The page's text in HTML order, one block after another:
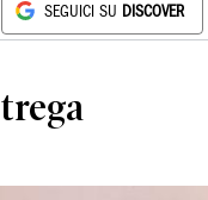
SEGUICI SU DISCOVER